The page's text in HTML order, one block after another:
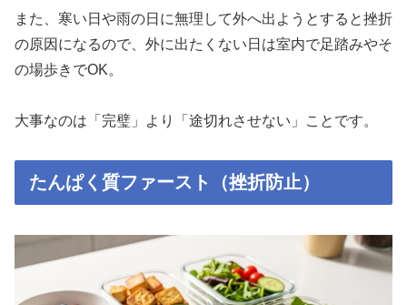
また、寒い日や雨の日に無理して外へ出ようとすると挫折
の原因になるので、外に出たくない日は室内で足踏みやそ
の場歩きでOK。
大事なのは「完璧」より「途切れさせない」ことです。
たんぱく質ファースト（挫折防止）